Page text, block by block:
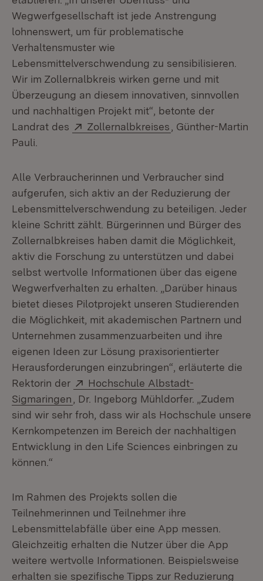
Wegwerfgesellschaft ist jede Anstrengung
lohnenswert, um für problematische
Verhaltensmuster wie
Lebensmittelverschwendung zu sensibilisieren.
Wir im Zollernalbkreis wirken gerne und mit
Überzeugung an diesem innovativen, sinnvollen
und nachhaltigen Projekt mit“, betonte der
Landrat des
Extern:
Zollernalbkreises (Öffnet in neuem
, Günther-Martin
Pauli.
Alle Verbraucherinnen und Verbraucher sind
aufgerufen, sich aktiv an der Reduzierung der
Lebensmittelverschwendung zu beteiligen. Jeder
kleine Schritt zählt. Bürgerinnen und Bürger des
Zollernalbkreises haben damit die Möglichkeit,
aktiv die Forschung zu unterstützen und dabei
selbst wertvolle Informationen über das eigene
Wegwerfverhalten zu erhalten. „Darüber hinaus
bietet dieses Pilotprojekt unseren Studierenden
die Möglichkeit, mit akademischen Partnern und
Unternehmen zusammenzuarbeiten und ihre
eigenen Ideen zur Lösung praxisorientierter
Herausforderungen einzubringen“, erläuterte die
Rektorin der
Extern:
Hochschule Albstadt-
Sigmaringen (Öffnet in neuem Fenster)
, Dr. Ingeborg Mühldorfer. „Zudem
sind wir sehr froh, dass wir als Hochschule unsere
Kernkompetenzen im Bereich der nachhaltigen
Entwicklung in den Life Sciences einbringen zu
können.“
Im Rahmen des Projekts sollen die
Teilnehmerinnen und Teilnehmer ihre
Lebensmittelabfälle über eine App messen.
Gleichzeitig erhalten die Nutzer über die App
weitere wertvolle Informationen. Beispielsweise
erhalten sie spezifische Tipps zur Reduzierung